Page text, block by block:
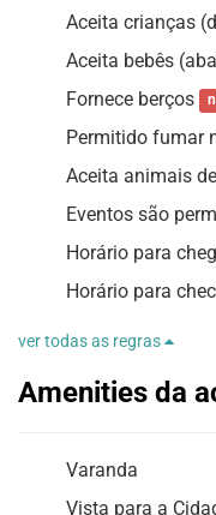
Aceita crianças
Aceita bebês
Fornece berços
Permitido fumar
Aceita animais
Eventos são
Horário para
Horário para
ver todas as regras
Amenities da
Varanda
Vista para a